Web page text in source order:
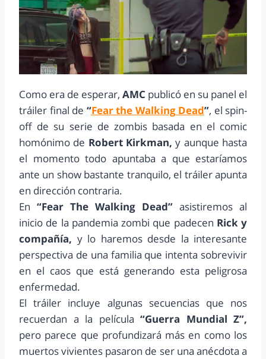
Como era de esperar, AMC publicó en su panel el
tráiler final de “Fear the Walking Dead”, el spin-
off de su serie de zombis basada en el comic
homónimo de Robert Kirkman,y aunque hasta
el momento todo apuntaba a que estaríamos
ante un show bastante tranquilo, el tráiler apunta
en dirección contraria.
En “Fear The Walking Dead” asistiremos al
inicio de la pandemia zombi que padecen Rick y
compañía, y lo haremos desde la interesante
perspectiva de una familia que intenta sobrevivir
en el caos que está generando esta peligrosa
enfermedad.
El tráiler incluye algunas secuencias que nos
recuerdan a la película “Guerra Mundial Z”,
pero parece que profundizará más en como los
muertos vivientes pasaron de ser una anécdota a